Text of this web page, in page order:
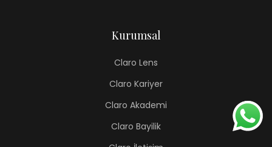
Kurumsal
Claro Lens
Claro Kariyer
Claro Akademi
Claro Bayilik